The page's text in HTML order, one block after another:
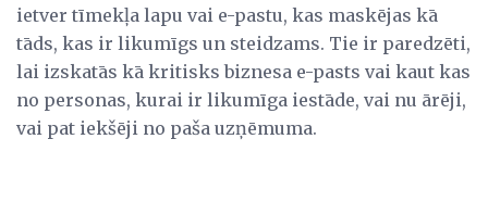
ietver tīmekļa lapu vai e-pastu, kas maskējas kā
tāds, kas ir likumīgs un steidzams. Tie ir paredzēti,
lai izskatās kā kritisks biznesa e-pasts vai kaut kas
no personas, kurai ir likumīga iestāde, vai nu ārēji,
vai pat iekšēji no paša uzņēmuma.